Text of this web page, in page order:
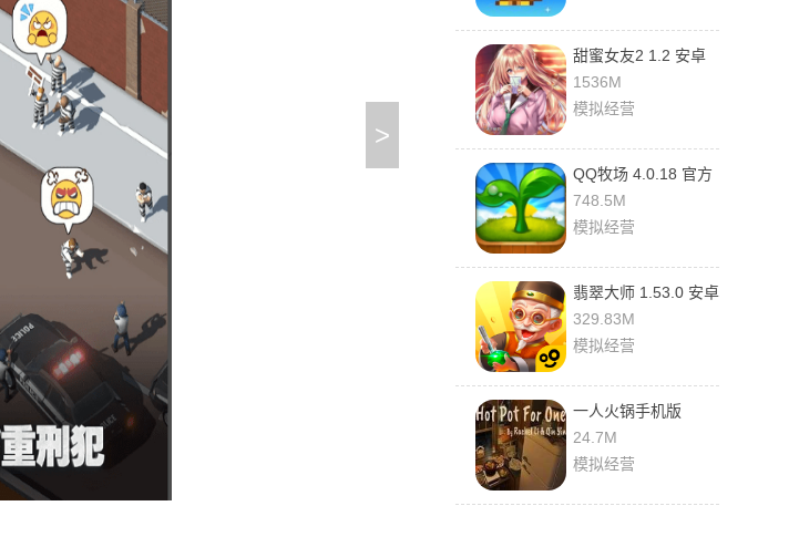
>
甜蜜女友2 1.2 安卓
版
1536M
模拟经营
QQ牧场 4.0.18 官方
版
748.5M
模拟经营
翡翠大师 1.53.0 安卓
版
329.83M
模拟经营
一人火锅手机版
1.4.3 最新版
24.7M
模拟经营